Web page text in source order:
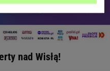
nad Wisłą!